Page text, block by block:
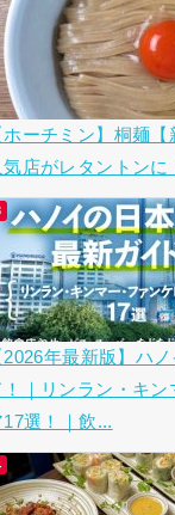
ホーチミン】桐麺
気店がレタントン
2026年最新版】ハ
！｜リンラン・キ
17選！｜飲...